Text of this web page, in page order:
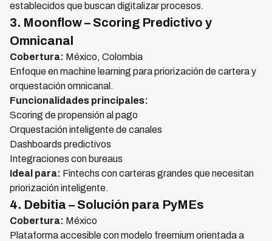
establecidos que buscan digitalizar procesos.
3. Moonflow – Scoring Predictivo y
Omnicanal
Cobertura: México, Colombia
Enfoque en machine learning para priorización de cartera y
orquestación omnicanal.
Funcionalidades principales:
Scoring de propensión al pago
Orquestación inteligente de canales
Dashboards predictivos
Integraciones con bureaus
Ideal para: Fintechs con carteras grandes que necesitan
priorización inteligente.
4. Debitia – Solución para PyMEs
Cobertura: México
Plataforma accesible con modelo freemium orientada a